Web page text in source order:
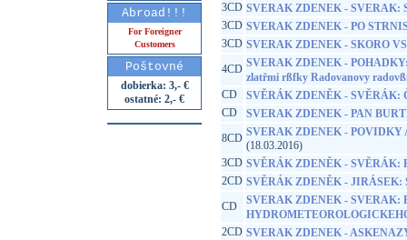
Abroad!!!
For Foreigner
Customers
Poštovné
dobierka: 3,- €
ostatné: 2,- €
3CD SVERAK ZDENEK - SVERAK:
3CD SVERAK ZDENEK - PO
3CD SVERAK ZDENEK - SKORO
4CD SVERAK ZDENEK -
zlatřmi rßfky Radovanovy
CD
SVĚRÁK ZDENĚK - SVĚRÁK:
CD
SVERAK ZDENEK - PAN
8CD SVERAK ZDENEK - POVIDKY
(18.03.2016)
3CD SVĚRÁK ZDENĚK - SVĚRÁK:
2CD SVĚRÁK ZDENĚK - JIRÁSEK:
CD
SVERAK ZDENEK - SVERAK:
2CD SVERAK ZDENEK -